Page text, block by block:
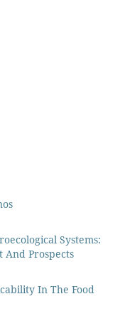
Systems:
And Prospects
In The Food